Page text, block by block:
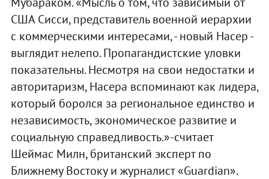
США Сисси, представитель военной иерархии
с коммерческими интересами, - новый Насер -
выглядит нелепо. Пропагандистские уловки
показательны. Несмотря на свои недостатки и
авторитаризм, Насера вспоминают как лидера,
который боролся за региональное единство и
независимость, экономическое развитие и
социальную справедливость.»-считает
Шеймас Милн, британский эксперт по
Ближнему Востоку и журналист «Guardian».